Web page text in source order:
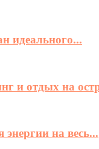
идеального...
и отдых на
на весь...